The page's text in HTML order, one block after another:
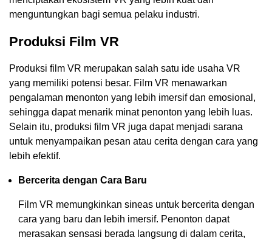
menguntungkan bagi semua pelaku industri.
Produksi Film VR
Produksi film VR merupakan salah satu ide usaha VR
yang memiliki potensi besar. Film VR menawarkan
pengalaman menonton yang lebih imersif dan emosional,
sehingga dapat menarik minat penonton yang lebih luas.
Selain itu, produksi film VR juga dapat menjadi sarana
untuk menyampaikan pesan atau cerita dengan cara yang
lebih efektif.
Bercerita dengan Cara Baru
Film VR memungkinkan sineas untuk bercerita dengan
cara yang baru dan lebih imersif. Penonton dapat
merasakan sensasi berada langsung di dalam cerita,